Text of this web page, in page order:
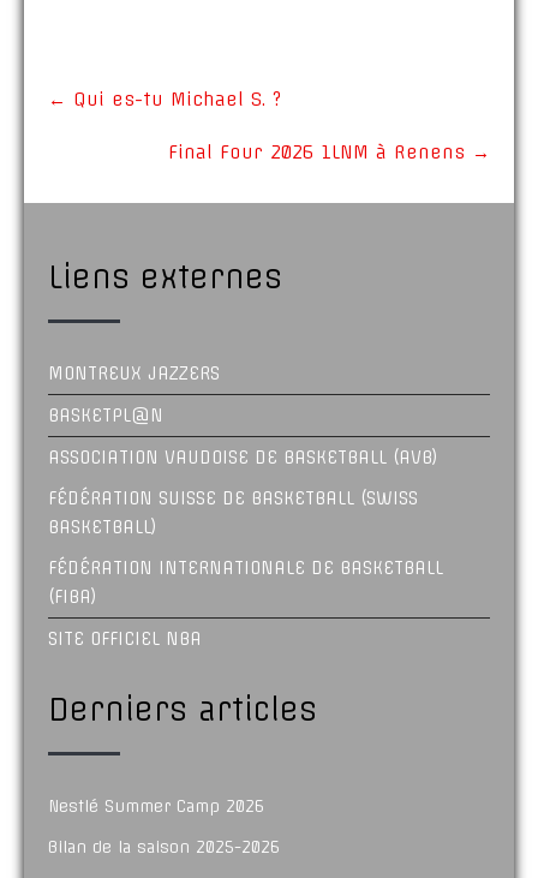
← Qui es-tu Michael S. ?
Final Four 2026 1LNM à Renens →
Liens externes
MONTREUX JAZZERS
BASKETPL@N
ASSOCIATION VAUDOISE DE BASKETBALL (AVB)
FÉDÉRATION SUISSE DE BASKETBALL (SWISS
BASKETBALL)
FÉDÉRATION INTERNATIONALE DE BASKETBALL
(FIBA)
SITE OFFICIEL NBA
Derniers articles
Nestlé Summer Camp 2026
Bilan de la saison 2025-2026